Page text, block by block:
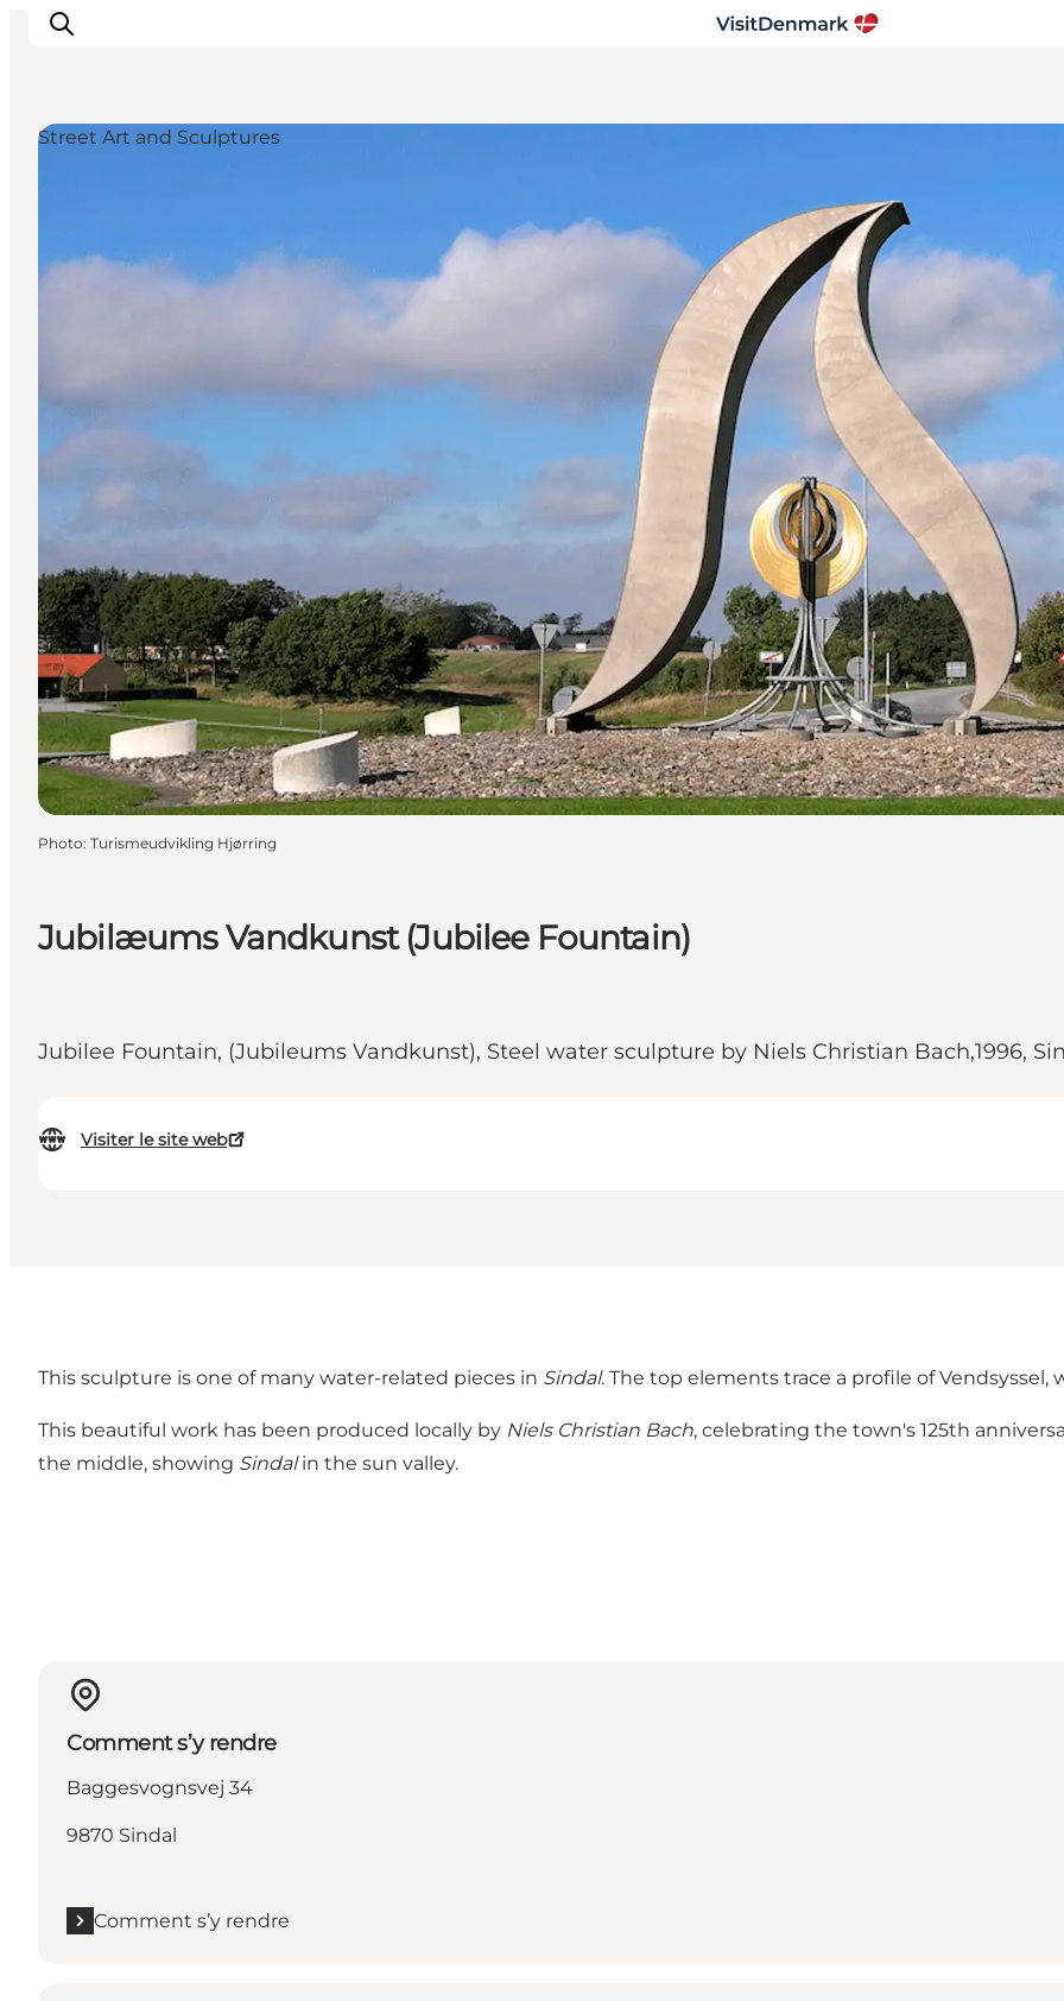
Quoi faire
Jubilæums Vandkunst (Jubilee Fountain)
Jubilee Fountain, (Jubileums Vandkunst), Steel water sculpture by Niels Christian Bach,1996,
Visiter le site web
Street Art and Sculptures
Photo: Turismeudvikling Hjørring
This sculpture is one of many water-related pieces in Sindal. The top elements trace a profile of
This beautiful work has been produced locally by Niels Christian Bach, celebrating the town's 125th
the middle, showing Sindalin the sun valley.
Comment s’y rendre
Baggesvognsvej 34
9870 Sindal
Comment s’y rendre